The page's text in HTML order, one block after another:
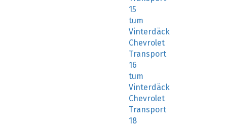
15
tum
Vinterdäck
Chevrolet
Transport
16
tum
Vinterdäck
Chevrolet
Transport
18